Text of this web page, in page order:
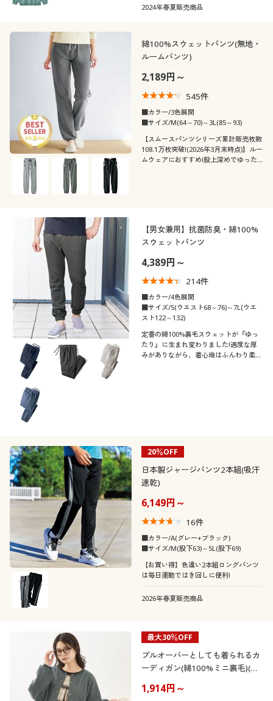
チェック
ワンポイント ストライプ
フリル
リボン
Ｖネック
長袖
ラグランスリーブ
ナイロン コットン・綿100
レザー レース
フリース
ガーゼ ツイード
キルティング コーデュロイ
サテン ファー・エコファー
シフォン スエード
機能・特徴
ウォッシャブル(洗
える)
抗菌防臭
ＵＶカット・紫外線
対策
シーン
スポーツ
テイスト
カジュアル フェミニン
着用感
ゆったり
60代
秋
春
円
2024年春夏販売商品
綿100%スウェットパンツ(無地・
ルームパンツ)
2,189円～
545件
■カラー/3色展開
■サイズ/M(64～70)～3L(85～93)
【スムースパンツシリーズ累計販売枚数
108.1万枚突破!(2026年3月末時点)】ルー
ムウェアにおすすめ!股上深めでゆった
【男女兼用】抗菌防臭・綿100%
スウェットパンツ
4,389円～
214件
■カラー/4色展開
■サイズ/S(ウエスト68～76)～7L(ウエ
スト122～132)
定番の綿100%裏毛スウェットが『ゆっ
たり』に生まれ変わりました!適度な厚
みがありながら、着心地はふんわり柔ら
20％OFF
日本製ジャージパンツ2本組(吸汗
速乾)
6,149円～
16件
■カラー/A(グレー+ブラック)
■サイズ/M(股下63)～5L(股下69)
【お買い得】色違い2本組ロングパンツ
は毎日運動ではき回しに便利!
2026年春夏販売商品
最大30％OFF
プルオーバーとしても着られるカ
ーディガン(綿100%ミニ裏毛)(ル
1,914円～